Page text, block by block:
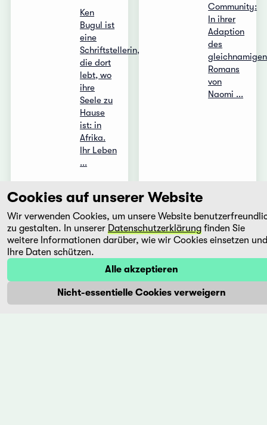
Ken
Bugul ist
eine
Schriftstellerin,
die dort
lebt, wo
ihre
Seele zu
Hause
ist: in
Afrika.
Ihr Leben
...
Community:
In ihrer
Adaption
des
gleichnamigen
Romans
von
Naomi ...
La
nube
Fernando
Argentinien,
1998
Le
collier
perdu
colombe
-
Cookies auf unserer Website
Wir verwenden Cookies, um unsere Website
zu gestalten. In unserer Datenschutzerklärung finden Sie
weitere Informationen darüber, wie wir Cookies einsetzen und
Ihre Daten schützen.
Alle akzeptieren
Nicht-essentielle Cookies verweigern